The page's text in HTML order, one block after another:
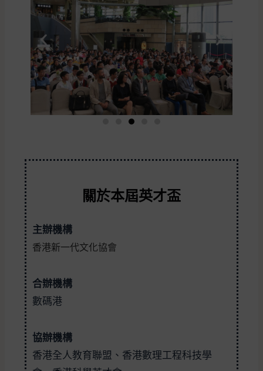
關於本屆英才盃
主辦機構
香港新一代文化協會
合辦機構
數碼港
協辦機構
香港全人教育聯盟、香港數理工程科技學